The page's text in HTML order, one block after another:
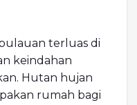
terluas di
keindahan
Hutan hujan
rumah bagi